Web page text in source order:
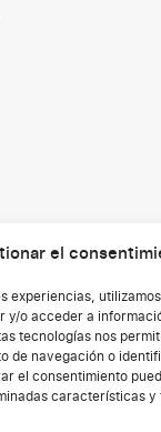
el
experiencias,
y/o acceder a
tecnologías nos
de navegación o
el consentimiento
características y